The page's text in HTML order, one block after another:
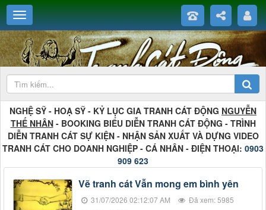
NGHỆ SỸ - HOẠ SỸ - KỶ LỤC GIA TRANH CÁT ĐỘNG NGUYỄN
THẾ NHÂN- BOOKING BIỂU DIỄN TRANH CÁT ĐỘNG - TRÌNH
DIỄN TRANH CÁT SỰ KIỆN - NHẬN SẢN XUẤT VÀ DỰNG VIDEO
TRANH CÁT CHO DOANH NGHIỆP - CÁ NHÂN - ĐIỆN THOẠI: 0903
909 623
Vẽ tranh cát Vẫn mong em bình yên
31/07/2026 02:12:07 AM
Đã xem: 5985